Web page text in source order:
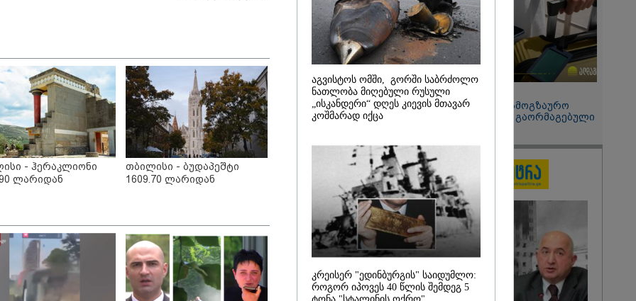
ფული... არავინ
არაა" -
"აშშ კვლავაც ღრმად
შეშფოთებულია რუსეთის
მიერ საქართველოს
ტერიტორიის
განგრძობადი
ოკუპაციით" - აშშ-ის
საელჩო
კატეგორიის ყველა სიახლე
მდებარე
40-50%-
გაუქმებებს იღებენ,
„ფასები 2-3 წელში
გაორმაგდება“ -
ლოკაციები თბილისის
15:49 / 06-08-2026
შეიძინე ალდაგის სამოგზაურო
დაზღვევა და მიიღე გაორმაგებული
- ჰერაკლიონი
ლარიდან
თბილისი - ბუდაპეშტი
1609.70 ლარიდან
აგვისტოს ომში, გორში საბრძოლო
ნათლობა მიღებული რუსული
„ისკანდერი“ დღეს კიევის მთავარ
კოშმარად იქცა
კრეისერ "ედინბურგის" საიდუმლო:
როგორ იპოვეს 40 წლის შემდეგ 5